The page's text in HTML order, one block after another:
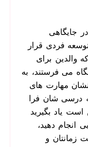
جایگاهی
فردی قرار
والدین برای
می ­فرستند، به
مهارت ­های
درسی­ شان فرا
یاد بگیرید
انجام دهید،
زمانتان و